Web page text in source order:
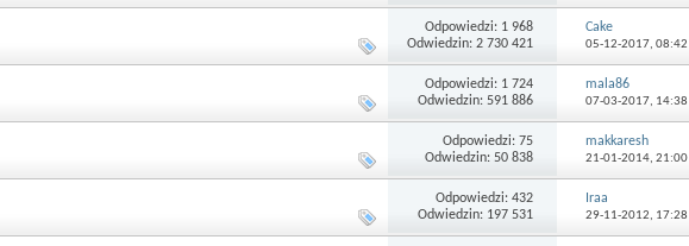
Odpowiedzi: 1 968
Odwiedzin: 2 730 421
Cake
05-12-2017, 08:42
Odpowiedzi: 1 724
Odwiedzin: 591 886
mala86
07-03-2017, 14:38
Odpowiedzi: 75
Odwiedzin: 50 838
makkaresh
21-01-2014, 21:00
Odpowiedzi: 432
Odwiedzin: 197 531
Iraa
29-11-2012, 17:28